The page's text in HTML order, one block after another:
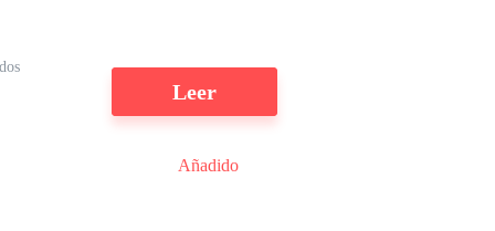
Leer
Añadido